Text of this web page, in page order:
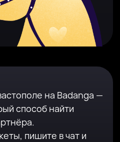
на Badanga —
способ найти
пишите в чат и